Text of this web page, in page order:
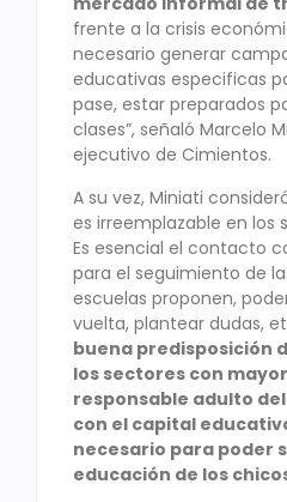
frente a la crisis
necesario generar
educativas especificas
pase, estar preparados
clases”, señaló Marcelo
ejecutivo de Cimientos.
A su vez, Miniati
es irreemplazable en los
Es esencial el contacto
para el seguimiento de
escuelas proponen,
vuelta, plantear dudas,
buena predisposición
los sectores con
responsable adulto
con el capital
necesario para poder
educación de los